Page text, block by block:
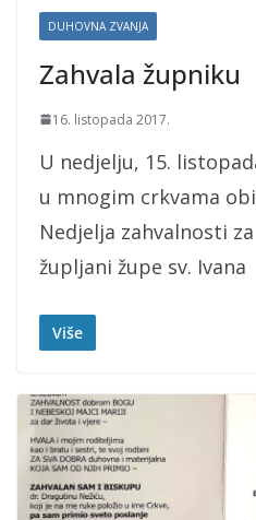
DUHOVNA ZVANJA
Zahvala župniku
16. listopada 2017.
U nedjelju, 15.
u mnogim crkvama
Nedjelja zahvalnosti
župljani župe sv. Ivana
Više